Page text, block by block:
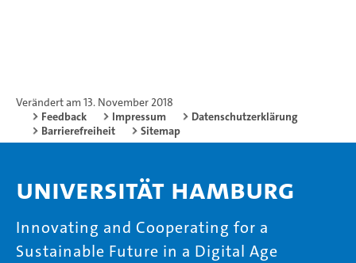
Verändert am 13. November 2018
Feedback
Impressum
Datenschutzerklärung
Barrierefreiheit
Sitemap
Universität Hamburg
Innovating and Cooperating for a
Sustainable Future in a Digital Age